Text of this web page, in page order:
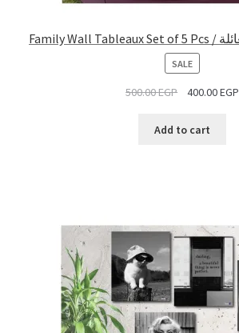
SALEPRODUCT
ON
SALE
500.00EGP 400.00EGP
Add to cart